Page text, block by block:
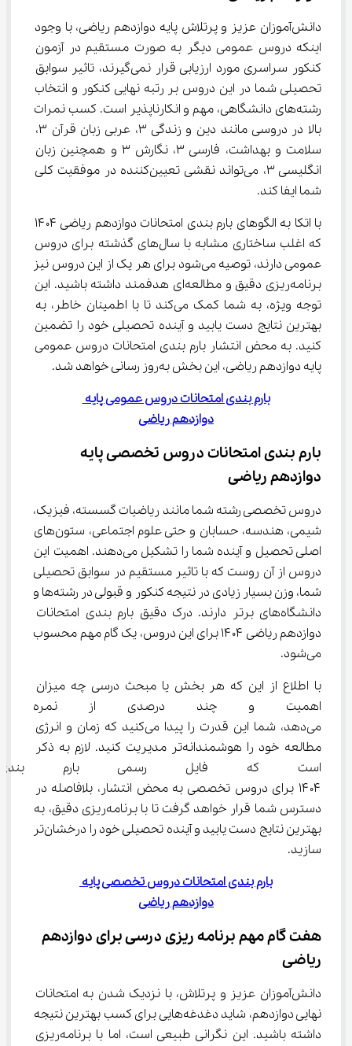
دانش‌آموزان عزیز و پرتلاش پایه دوازدهم ریاضی، با وجود
اینکه دروس عمومی دیگر به صورت مستقیم در آزمون
کنکور سراسری مورد ارزیابی قرار نمی‌گیرند، تاثیر سوابق
تحصیلی شما در این دروس بر رتبه نهایی کنکور و انتخاب
رشته‌های دانشگاهی، مهم و انکارناپذیر است. کسب نمرات
بالا در دروسی مانند دین و زندگی 3، عربی زبان قرآن 3،
سلامت و بهداشت، فارسی 3، نگارش 3 و همچنین زبان
انگلیسی 3، می‌تواند نقشی تعیین‌کننده در موفقیت کلی
شما ایفا کند.
که اغلب ساختاری مشابه با سال‌های گذشته برای دروس
عمومی دارند، توصیه می‌شود برای هر یک از این دروس نیز
برنامه‌ریزی دقیق و مطالعه‌ای هدفمند داشته باشید. این
توجه ویژه، به شما کمک می‌کند تا با اطمینان خاطر، به
بهترین نتایج دست یابید و آینده تحصیلی خود را تضمین
کنید. به محض انتشار بارم بندی امتحانات دروس عمومی
پایه دوازدهم ریاضی، این بخش به‌روز رسانی خواهد شد.
بارم بندی امتحانات دروس عمومی پایه
دوازدهم ریاضی
بارم بندی امتحانات دروس تخصصی پایه
دوازدهم ریاضی
دروس تخصصی رشته شما مانند ریاضیات گسسته، فیزیک،
شیمی، هندسه، حسابان و حتی علوم اجتماعی، ستون‌های
اصلی تحصیل و آینده شما را تشکیل می‌دهند. اهمیت این
دروس از آن روست که با تاثیر مستقیم در سوابق تحصیلی
شما، وزن بسیار زیادی در نتیجه کنکور و قبولی در رشته‌ها و
دانشگاه‌های برتر دارند. درک دقیق بارم بندی امتحانات
دوازدهم ریاضی ۱۴۰۴ برای این دروس، یک گام مهم محسوب
می‌شود.
با اطلاع از این که هر بخش یا مبحث درسی چه میزان
اهمیت و چند درصدی از نمره
می‌دهد، شما این قدرت را پیدا می‌کنید که زمان و انرژی
مطالعه خود را هوشمندانه‌تر مدیریت کنید. لازم به ذکر
است که فایل رسمی بارم بندی
۱۴۰۴ برای دروس تخصصی به محض انتشار، بلافاصله در
دسترس شما قرار خواهد گرفت تا با برنامه‌ریزی دقیق، به
بهترین نتایج دست یابید و آینده تحصیلی خود را درخشان‌تر
سازید.
بارم بندی امتحانات دروس تخصصی پایه
دوازدهم ریاضی
هفت گام مهم برنامه ریزی درسی برای دوازدهم
ریاضی
دانش‌آموزان عزیز و پرتلاش، با نزدیک شدن به امتحانات
نهایی دوازدهم، شاید دغدغه‌هایی برای کسب بهترین نتیجه
داشته باشید. این نگرانی طبیعی است، اما با برنامه‌ریزی